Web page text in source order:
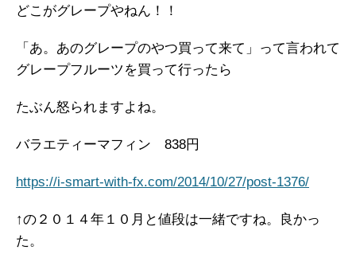
どこがグレープやねん！！
「あ。あのグレープのやつ買って来て」って言われて
グレープフルーツを買って行ったら
たぶん怒られますよね。
バラエティーマフィン 838円
https://i-smart-with-fx.com/2014/10/27/post-1376/
↑の２０１４年１０月と値段は一緒ですね。良かっ
た。